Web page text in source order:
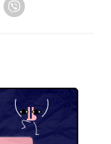
Viber